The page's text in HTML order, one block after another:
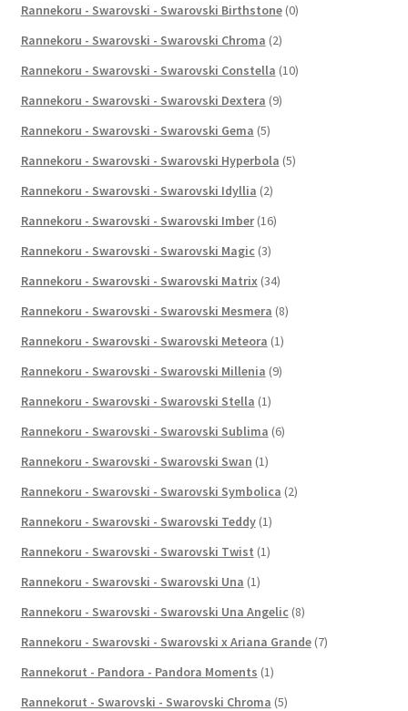
Rannekoru - Swarovski - Swarovski Birthstone (0)
Rannekoru - Swarovski - Swarovski Chroma (2)
Rannekoru - Swarovski - Swarovski Constella (10)
Rannekoru - Swarovski - Swarovski Dextera (9)
Rannekoru - Swarovski - Swarovski Gema (5)
Rannekoru - Swarovski - Swarovski Hyperbola (5)
Rannekoru - Swarovski - Swarovski Idyllia (2)
Rannekoru - Swarovski - Swarovski Imber (16)
Rannekoru - Swarovski - Swarovski Magic (3)
Rannekoru - Swarovski - Swarovski Matrix (34)
Rannekoru - Swarovski - Swarovski Mesmera (8)
Rannekoru - Swarovski - Swarovski Meteora (1)
Rannekoru - Swarovski - Swarovski Millenia (9)
Rannekoru - Swarovski - Swarovski Stella (1)
Rannekoru - Swarovski - Swarovski Sublima (6)
Rannekoru - Swarovski - Swarovski Swan (1)
Rannekoru - Swarovski - Swarovski Symbolica (2)
Rannekoru - Swarovski - Swarovski Teddy (1)
Rannekoru - Swarovski - Swarovski Twist (1)
Rannekoru - Swarovski - Swarovski Una (1)
Rannekoru - Swarovski - Swarovski Una Angelic (8)
Rannekoru - Swarovski - Swarovski x Ariana Grande (7)
Rannekorut - Pandora - Pandora Moments (1)
Rannekorut - Swarovski - Swarovski Chroma (5)